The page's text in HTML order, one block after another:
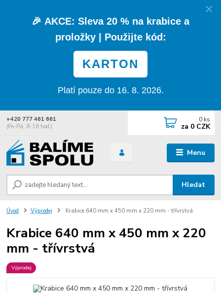
🎉 AKCE: Sleva 20 % na krabice a
proložky| Použijte kód:
KARTON
Platí pouze do 16. 8. 2026.
Menu
Hledat
+420 777 461 661
(Po-Pá, 8-16 hod.)
0 ks
za 0 CZK
Úvod Výprodej Krabice 640 mm x 450 mm x 220 mm - třívrstvá
Krabice 640 mm x 450 mm x 220
mm - třívrstvá
Výprodej